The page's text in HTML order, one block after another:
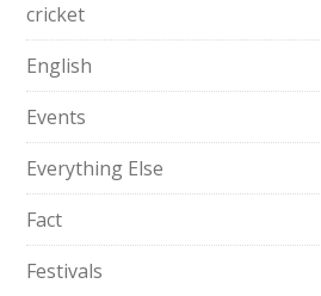
cricket
English
Events
Everything Else
Fact
Festivals